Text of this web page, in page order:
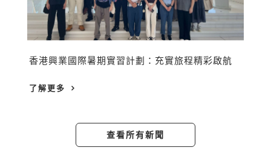
香港興業國際暑期實習計劃：充實旅程精彩啟航
了解更多
查看所有新聞